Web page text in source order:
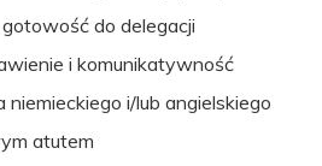
do delegacji
i komunikatywność
niemieckiego i/lub angielskiego
atutem